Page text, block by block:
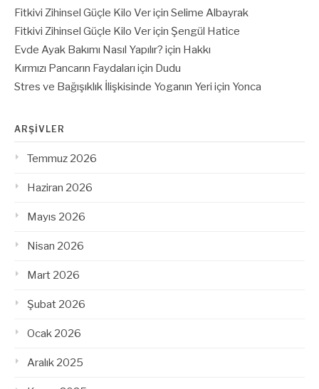
Fitkivi Zihinsel Güçle Kilo Veriçin Selime Albayrak
Fitkivi Zihinsel Güçle Kilo Veriçin Şengül Hatice
Evde Ayak Bakımı Nasıl Yapılır? için Hakkı
Kırmızı Pancarın Faydaları için Dudu
Stres ve Bağışıklık İlişkisinde Yoganın Yeri için Yonca
ARŞIVLER
Temmuz 2026
Haziran 2026
Mayıs 2026
Nisan 2026
Mart 2026
Şubat 2026
Ocak 2026
Aralık 2025